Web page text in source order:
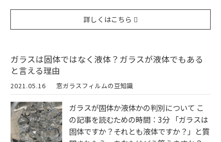
詳しくはこちら
ガラスは固体ではなく液体？ガラスが液体でもある
と言える理由
2021.05.16 窓ガラスフィルムの豆知識
ガラスが固体か液体かの判別について こ
の記事を読むための時間：3分 「ガラスは
固体ですか？それとも液体ですか？」と質